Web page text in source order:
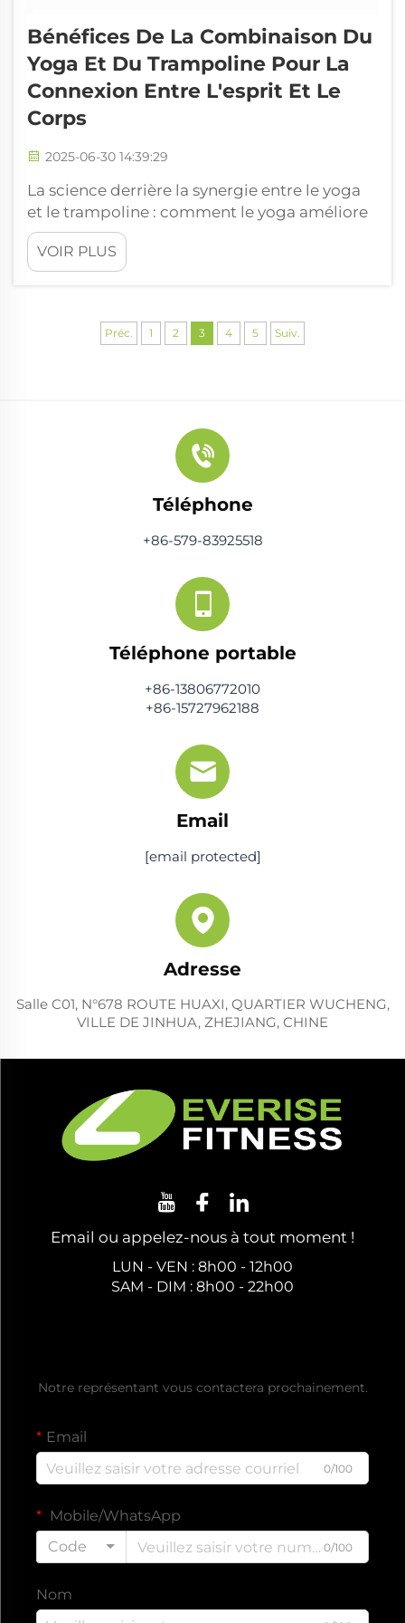
Bénéfices De La Combinaison Du
Yoga Et Du Trampoline Pour La
Connexion Entre L'esprit Et Le
Corps
2025-06-30 14:39:29
La science derrière la synergie entre le yoga
et le trampoline : comment le yoga améliore
la conscience du lien corps-esprit Le yoga
aide vraiment à renforcer la conscience du
lien entre le corps et l'esprit, comme
quoi que ce soit de physique sans prêter
attention aux besoins de son corps. La p...
VOIR PLUS
Préc. 1 2 3 4 5 Suiv.
Téléphone
+86-579-83925518
Téléphone portable
+86-13806772010
+86-15727962188
Email
[email protected]
Adresse
Salle C01, N°678 ROUTE HUAXI, QUARTIER WUCHENG,
VILLE DE JINHUA, ZHEJIANG, CHINE
Email ou appelez-nous à tout moment !
LUN - VEN : 8h00 - 12h00
SAM - DIM : 8h00 - 22h00
Notre représentant vous contactera prochainement.
Email
0/100
Mobile/WhatsApp
Code
0/100
Nom